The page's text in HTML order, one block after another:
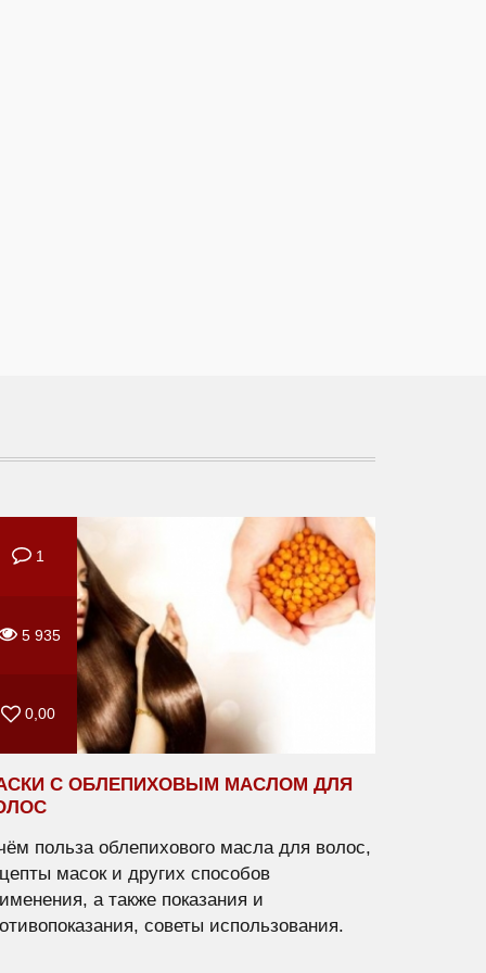
1
5 935
0,00
С ОБЛЕПИХОВЫМ МАСЛОМ ДЛЯ
польза облепихового масла для волос,
масок и других способов
а также показания и
советы использования.